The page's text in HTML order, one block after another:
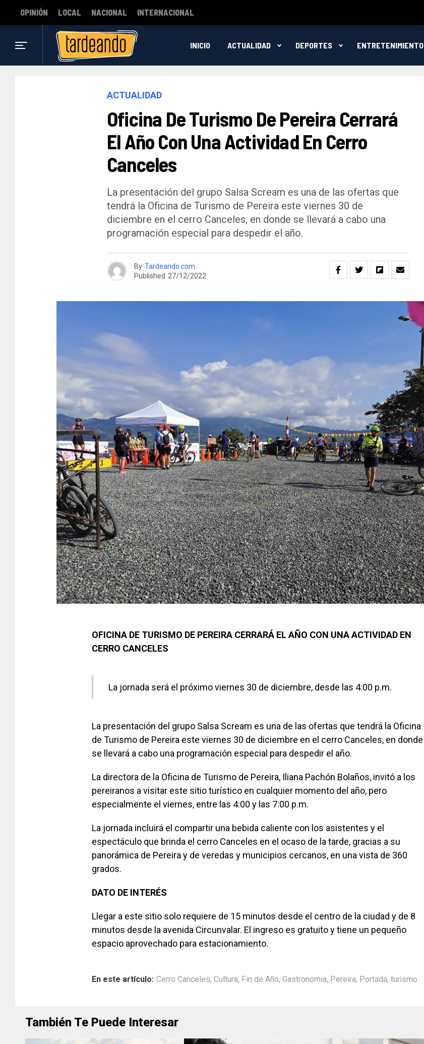
OPINIÓN LOCAL NACIONAL INTERNACIONAL
INICIO ACTUALIDAD DEPORTES ENTRETENIMIENTO
ACTUALIDAD
Oficina De Turismo De Pereira Cerrará
El Año Con Una Actividad En Cerro
Canceles
La presentación del grupo Salsa Scream es una de las ofertas que
tendrá la Oficina de Turismo de Pereira este viernes 30 de
diciembre en el cerro Canceles, en donde se llevará a cabo una
programación especial para despedir el año.
By Tardeando.com
Published 27/12/2022
OFICINA DE TURISMO DE PEREIRA CERRARÁ EL AÑO CON UNA ACTIVIDAD EN
CERRO CANCELES
La jornada será el próximo viernes 30 de diciembre, desde las 4:00 p.m.
La presentación del grupo Salsa Scream es una de las ofertas que tendrá la Oficina
de Turismo de Pereira este viernes 30 de diciembre en el cerro Canceles, en donde
se llevará a cabo una programación especial para despedir el año.
La directora de la Oficina de Turismo de Pereira, Iliana Pachón Bolaños, invitó a los
pereiranos a visitar este sitio turístico en cualquier momento del año, pero
especialmente el viernes, entre las 4:00 y las 7:00 p.m.
La jornada incluirá el compartir una bebida caliente con los asistentes y el
espectáculo que brinda el cerro Canceles en el ocaso de la tarde, gracias a su
panorámica de Pereira y de veredas y municipios cercanos, en una vista de 360
grados.
DATO DE INTERÉS
Llegar a este sitio solo requiere de 15 minutos desde el centro de la ciudad y de 8
minutos desde la avenida Circunvalar. El ingreso es gratuito y tiene un pequeño
espacio aprovechado para estacionamiento.
En este artículo: Cerro Canceles, Cultura, Fin de Año, Gastronomia, Pereira, Portada, turismo
También Te Puede Interesar